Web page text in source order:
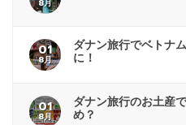
8月
01
8月
ダナン旅行でベトナ
に！
01
8月
ダナン旅行のお土産
め？